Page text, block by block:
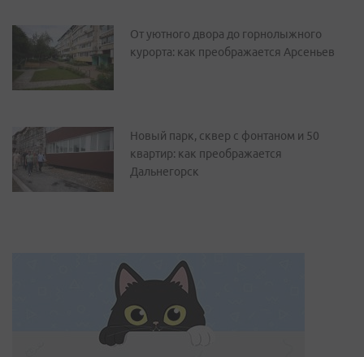
От уютного двора до горнолыжного
курорта: как преображается Арсеньев
Новый парк, сквер с фонтаном и 50
квартир: как преображается
Дальнегорск